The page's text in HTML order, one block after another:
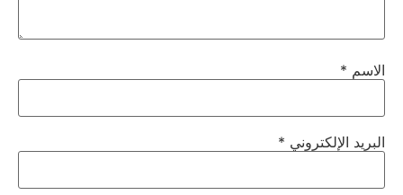
الاسم *
البريد الإلكتروني *